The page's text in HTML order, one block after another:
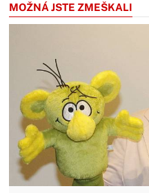
MOŽNÁ JSTE ZMEŠKALI